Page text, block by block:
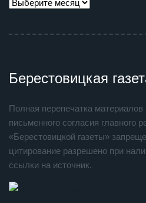
Берестовицкая
Полная перепечатка
письменного согласия главного
«Берестовицкой газеты»
цитирование разрешено при
ссылки на источник.